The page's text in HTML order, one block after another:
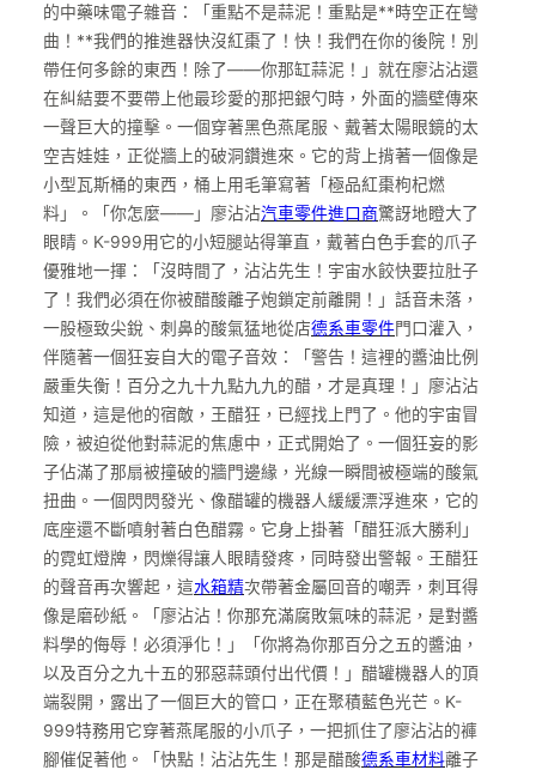
的中藥味電子雜音：「重點不是蒜泥！重點是**時空正在彎
曲！**我們的推進器快沒紅棗了！快！我們在你的後院！別
帶任何多餘的東西！除了——你那缸蒜泥！」就在廖沾沾還
在糾結要不要帶上他最珍愛的那把銀勺時，外面的牆壁傳來
一聲巨大的撞擊。一個穿著黑色燕尾服、戴著太陽眼鏡的太
空吉娃娃，正從牆上的破洞鑽進來。它的背上揹著一個像是
小型瓦斯桶的東西，桶上用毛筆寫著「極品紅棗枸杞燃
料」。「你怎麼——」廖沾沾汽車零件進口商驚訝地瞪大了
眼睛。K-999用它的小短腿站得筆直，戴著白色手套的爪子
優雅地一揮：「沒時間了，沾沾先生！宇宙水餃快要拉肚子
了！我們必須在你被醋酸離子炮鎖定前離開！」話音未落，
一股極致尖銳、刺鼻的酸氣猛地從店德系車零件門口灌入，
伴隨著一個狂妄自大的電子音效：「警告！這裡的醬油比例
嚴重失衡！百分之九十九點九九的醋，才是真理！」廖沾沾
知道，這是他的宿敵，王醋狂，已經找上門了。他的宇宙冒
險，被迫從他對蒜泥的焦慮中，正式開始了。一個狂妄的影
子佔滿了那扇被撞破的牆門邊緣，光線一瞬間被極端的酸氣
扭曲。一個閃閃發光、像醋罐的機器人緩緩漂浮進來，它的
底座還不斷噴射著白色醋霧。它身上掛著「醋狂派大勝利」
的霓虹燈牌，閃爍得讓人眼睛發疼，同時發出警報。王醋狂
的聲音再次響起，這水箱精次帶著金屬回音的嘲弄，刺耳得
像是磨砂紙。「廖沾沾！你那充滿腐敗氣味的蒜泥，是對醬
料學的侮辱！必須淨化！」「你將為你那百分之五的醬油，
以及百分之九十五的邪惡蒜頭付出代價！」醋罐機器人的頂
端裂開，露出了一個巨大的管口，正在聚積藍色光芒。K-
999特務用它穿著燕尾服的小爪子，一把抓住了廖沾沾的褲
腳催促著他。「快點！沾沾先生！那是醋酸德系車材料離子